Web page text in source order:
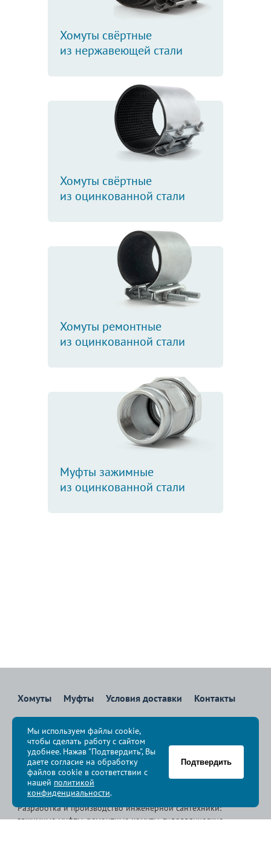
Хомуты свёртные
из нержавеющей стали
Хомуты свёртные
из оцинкованной стали
Хомуты ремонтные
из оцинкованной стали
Муфты зажимные
из оцинкованной стали
Хомуты Муфты Условия доставки Контакты
8 800 700-83-36
Звоните бесплатно с 08:00 до 17:00 по Москве
политика конфиденциальности
© Группа компаний « », 2009-2026
Разработка и производство инженерной сантехники:
зажимные муфты, ремонтные хомуты, гидравлические
Мы используем файлы cookie,
чтобы сделать работу с сайтом
удобнее. Нажав "Подтвердить", Вы
даете согласие на обработку
файлов cookie в соответствии с
нашей политикой
конфиденциальности.
Подтвердить